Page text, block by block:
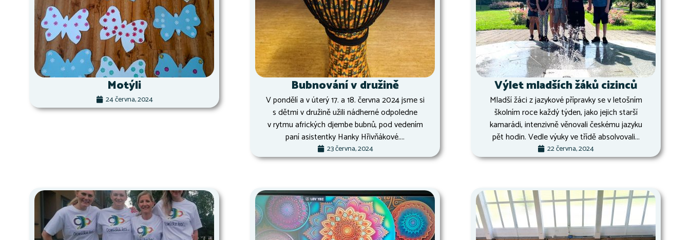
Motýli
24 června, 2024
Bubnování v družině
V pondělí a v úterý 17. a 18. června 2024 jsme si
s dětmi v družině užili nádherné odpoledne
v rytmu afrických djembe bubnů, pod vedením
paní asistentky Hanky Hřivňákové....
23 června, 2024
Výlet mladších žáků cizinců
Mladší žáci z jazykové přípravky se v letošním
školním roce každý týden, jako jejich starší
kamarádi, intenzivně věnovali českému jazyku
pět hodin. Vedle výuky ve třídě absolvovali...
22 června, 2024